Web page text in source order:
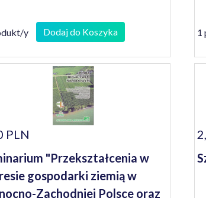
y Dodaj do Koszyka 1
PLN
"Przekształcenia w
gospodarki ziemią w
Zachodniej Polsce oraz